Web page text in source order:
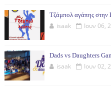
Τζάμπολ αγάπης στην
isaak Ιουν 06,
Dads vs Daughters
isaak Ιουν 02,